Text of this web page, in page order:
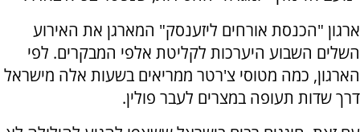
ארגון "הכנסת אורחים ליזענסק" המארגן את האירוע
השלים השבוע היערכות לקליטת אלפי המבקרים. לפי
הארגון, כמה מטוסי צ'רטר ממריאים בשעות אלה מישראל
דרך שדות תעופה במצרים לעבר פולין.